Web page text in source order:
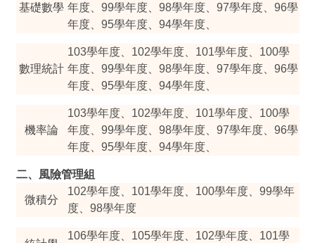
基礎數學 年度、 99學年度、 98學年度、 97學年度、 96學
年度、 95學年度、 94學年度、
數理統計
103學年度、 102學年度、 101學年度、 100學
年度、 99學年度、 98學年度、 97學年度、 96學
年度、 95學年度、 94學年度、
機率論
103學年度、 102學年度、 101學年度、 100學
年度、 99學年度、 98學年度、 97學年度、 96學
年度、 95學年度、 94學年度、
二、風險管理組
微積分
102學年度、 101學年度、 100學年度、 99學年
度、 98學年度
106學年度、 105學年度、 102學年度、 101學